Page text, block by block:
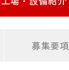
募集要項